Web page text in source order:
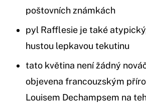
poštovních známkách
pyl Rafflesie je také
hustou lepkavou tekutinu
tato květina není žádný
objevena francouzským
Louisem Dechampsem na